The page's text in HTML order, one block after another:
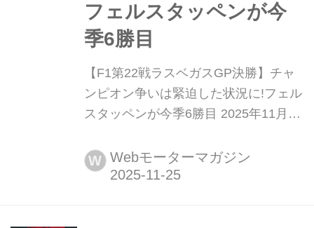
フェルスタッペンが今
季6勝目
【F1第22戦ラスベガスGP決勝】チャ
ンピオン争いは緊迫した状況に!フェル
スタッペンが今季6勝目 2025年11月22
がアメリカ合衆国ネバダ州のラスベガ
ス市街地サーキット(ラスベガス・スト
W Webモーターマガジン